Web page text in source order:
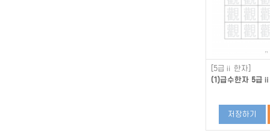
[5급ⅱ 한자]
(1)급수한자 5급
저장하기